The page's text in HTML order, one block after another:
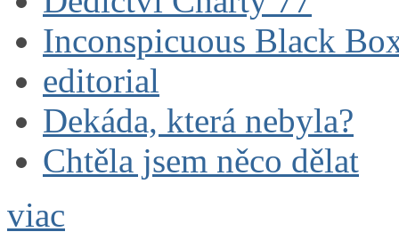
Inconspicuous Black
editorial
Dekáda, která nebyla?
Chtěla jsem něco dělat
viac